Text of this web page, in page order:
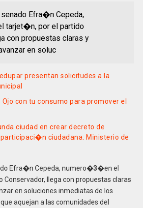
Efra�n Cepeda,
tarjet�n, por el partido
con propuestas claras y
en soluc
presentan solicitudes a la
con tu consumo para promover el
ciudad en crear decreto de
ciudadana: Ministerio de
Efra�n Cepeda, numero�3�en el
llega con propuestas claras
en soluciones inmediatas de los
aquejan a las comunidades del